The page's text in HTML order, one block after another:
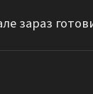
зараз